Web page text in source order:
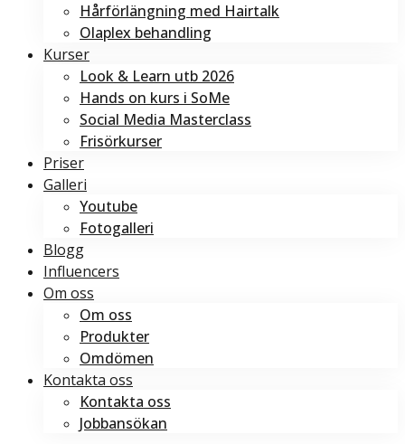
Hårförlängning med Hairtalk
Olaplex behandling
Kurser
Look & Learn utb 2026
Hands on kurs i SoMe
Social Media Masterclass
Frisörkurser
Priser
Galleri
Youtube
Fotogalleri
Blogg
Influencers
Om oss
Om oss
Produkter
Omdömen
Kontakta oss
Kontakta oss
Jobbansökan